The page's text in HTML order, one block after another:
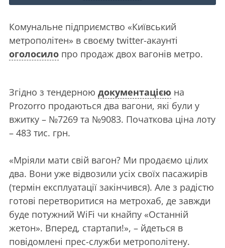
Комунальне підприємство «Київський
метрополітен» в своєму twitter-акаунті
оголосило про продаж двох вагонів метро.
Згідно з тендерною документацією на
Prozorro продаються два вагони, які були у
вжитку – №7269 та №9083. Початкова ціна лоту
– 483 тис. грн.
«Мріяли мати свій вагон? Ми продаємо цілих
два. Вони уже відвозили усіх своїх пасажирів
(термін експлуатації закінчився). Але з радістю
готові перетворитися на метрохаб, де завжди
буде потужний WiFi чи кнайпу «Останній
жетон». Вперед, стартапи!», – йдеться в
повідомлені прес-служби метрополітену.